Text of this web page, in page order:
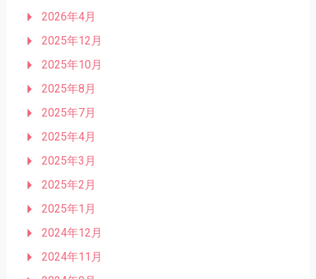
2026年4月
2025年12月
2025年10月
2025年8月
2025年7月
2025年4月
2025年3月
2025年2月
2025年1月
2024年12月
2024年11月